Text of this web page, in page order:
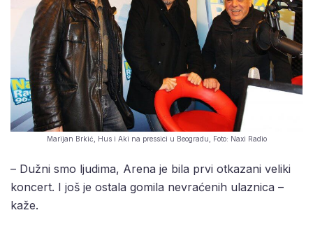
Marijan Brkić, Hus i Aki na pressici u Beogradu, Foto: Naxi Radio
– Dužni smo ljudima, Arena je bila prvi otkazani veliki
koncert. I još je ostala gomila nevraćenih ulaznica –
kaže.